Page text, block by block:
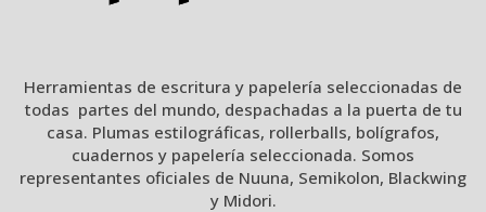
Herramientas de escritura y papelería seleccionadas de
todas partes del mundo, despachadas a la puerta de tu
casa. Plumas estilográficas, rollerballs, bolígrafos,
cuadernos y papelería seleccionada. Somos
representantes oficiales de Nuuna, Semikolon, Blackwing
y Midori.